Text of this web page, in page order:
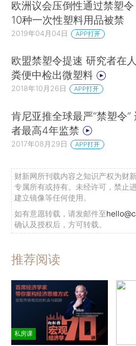
欧洲议会压倒性通过禁塑令
10种一次性塑料用品被禁
2019年04月04日 APP打开
欧盟禁塑令提速 研究者在人
粪便中检出微塑料
2018年10月26日 APP打开
肯尼亚推全球最严“禁塑令”
者最高4年监禁
2017年08月29日 APP打开
财新网所刊载内容之知识产权为财
专属所有或持有。未经许可，禁止
建立镜像等任何使用。
如有意愿转载，请发邮件至
确认及授权后，方可转载。
推荐阅读
私房课